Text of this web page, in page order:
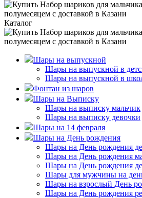
Каталог
Шары на выпускной
Шары на выпускной в
Шары на выпускной в
Фонтан из шаров
Шары на Выписку
Шары на выписку мальчик
Шары на выписку девочки
Шары на 14 февраля
Шары на День рождения
Шары на День рождения
Шары на День рождения
Шары на День рождения
Шары для мужчины на
Шары на взрослый День
Шары на День рождения